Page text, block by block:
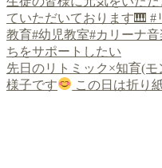
先日のリトミック×知育(
様子です
この日は折り